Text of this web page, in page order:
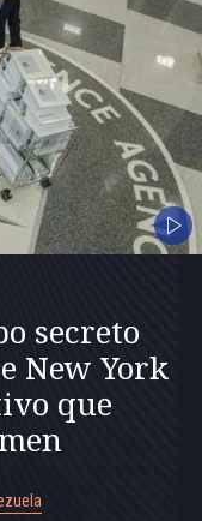
secreto
New York
que